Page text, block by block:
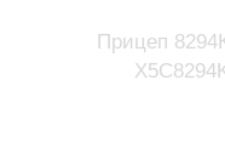
Прицеп